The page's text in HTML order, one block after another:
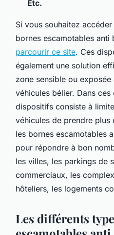
Etc.
Si vous souhaitez
bornes escamotables anti
parcourir ce site. Ces
également une solution
zone sensible ou exposée
véhicules bélier. Dans
dispositifs consiste à
véhicules de prendre plus
les bornes escamotables
pour répondre à bon
les villes, les parkings de
commerciaux, les
hôteliers, les logements
Les différents